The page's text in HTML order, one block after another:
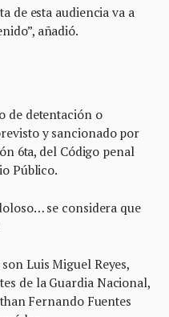
de esta audiencia va a
añadió.
de detentación o
y sancionado por
6ta, del Código penal
Público.
se considera que
Luis Miguel Reyes,
de la Guardia Nacional,
Fernando Fuentes